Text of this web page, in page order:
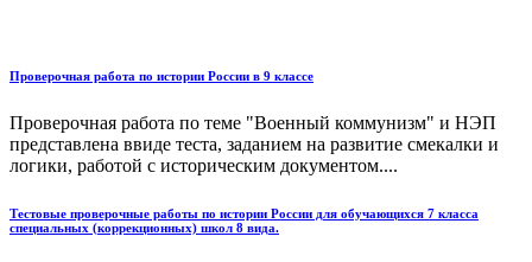
Проверочная работа по истории России в 9 классе
Проверочная работа по теме "Военный коммунизм" и НЭП
представлена ввиде теста, заданием на развитие смекалки и
логики, работой с историческим документом....
Тестовые проверочные работы по истории России для обучающихся 7 класса
специальных (коррекционных) школ 8 вида.